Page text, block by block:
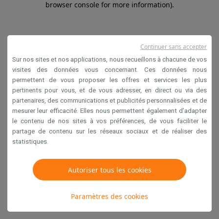
browser console for more information).
Sur nos sites et nos applications, nous recueillons à chacune de vos
visites des données vous concernant. Ces données nous
permettent de vous proposer les offres et services les plus
pertinents pour vous, et de vous adresser, en direct ou via des
partenaires, des communications et publicités personnalisées et de
mesurer leur efficacité. Elles nous permettent également d’adapter
le contenu de nos sites à vos préférences, de vous faciliter le
partage de contenu sur les réseaux sociaux et de réaliser des
statistiques.
Autoriser tous les cookies
Paramètres des cookies
Continuer sans accepter